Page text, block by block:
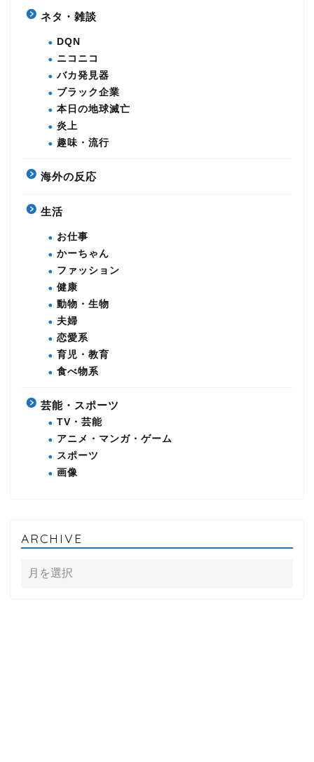
ネタ・雑談
DQN
ニコニコ
バカ発見器
ブラック企業
本日の地球滅亡
炎上
趣味・流行
海外の反応
生活
お仕事
かーちゃん
ファッション
健康
動物・生物
夫婦
恋愛系
育児・教育
食べ物系
芸能・スポーツ
TV・芸能
アニメ・マンガ・ゲーム
スポーツ
画像
ARCHIVE